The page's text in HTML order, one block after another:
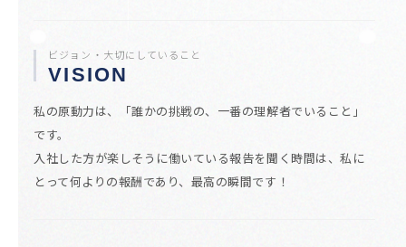
ビジョン・大切にしていること
VISION
私の原動力は、「誰かの挑戦の、一番の理解者でいること」
です。
入社した方が楽しそうに働いている報告を聞く時間は、私に
とって何よりの報酬であり、最高の瞬間です！